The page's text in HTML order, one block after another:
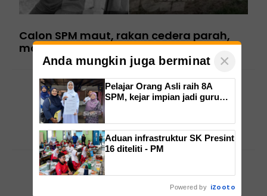
Calon SPM maut, rakan cedera parah,
motosikal dihempap pokok kelapa
Seterusnya
Anda mungkin juga berminat ×
Pelajar Orang Asli raih 8A
SPM, kejar impian jadi guru
Aduan infrastruktur SK Presint
16 diteliti - PM
Powered by iZooto